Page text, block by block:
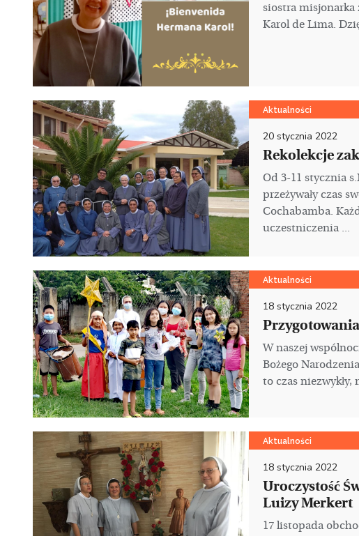
siostra misjonarka
Karol de Lima.
Aktualności
20 stycznia 2022
Rekolekcje
Od 3-11 stycznia
przeżywały czas
Cochabamba.
uczestniczenia ...
Aktualności
18 stycznia 2022
W naszej
Bożego
to czas niezwykły,
Aktualności
18 stycznia 2022
Uroczystość
Luizy Merkert
17 listopada